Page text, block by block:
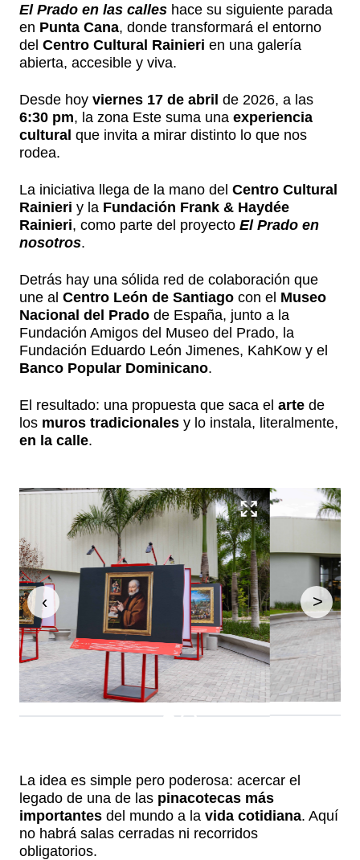
El Prado en las calles hace su siguiente parada
en Punta Cana, donde transformará el entorno
del Centro Cultural Rainieri en una galería
abierta, accesible y viva.
Desde hoy viernes 17 de abril de 2026, a las
6:30 pm, la zona Este suma una experiencia
cultural que invita a mirar distinto lo que nos
rodea.
La iniciativa llega de la mano del Centro Cultural
Rainieri y la Fundación Frank & Haydée
Rainieri, como parte del proyecto El Prado en
nosotros.
Detrás hay una sólida red de colaboración que
une al Centro León de Santiago con el Museo
Nacional del Prado de España, junto a la
Fundación Amigos del Museo del Prado, la
Fundación Eduardo León Jimenes, KahKow y el
Banco Popular Dominicano.
El resultado: una propuesta que saca el arte de
los muros tradicionales y lo instala, literalmente,
en la calle.
‹ >
La idea es simple pero poderosa: acercar el
legado de una de las pinacotecas más
importantes del mundo a la vida cotidiana. Aquí
no habrá salas cerradas ni recorridos
obligatorios.